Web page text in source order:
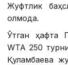
Жуфтлик
қолмоқда.
Ўтган ҳафта
WТА 250
Қуламбаева